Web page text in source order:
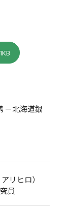
－北海道銀
ヒロ）
員